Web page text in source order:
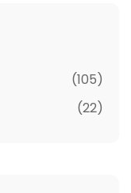
(105)
(22)